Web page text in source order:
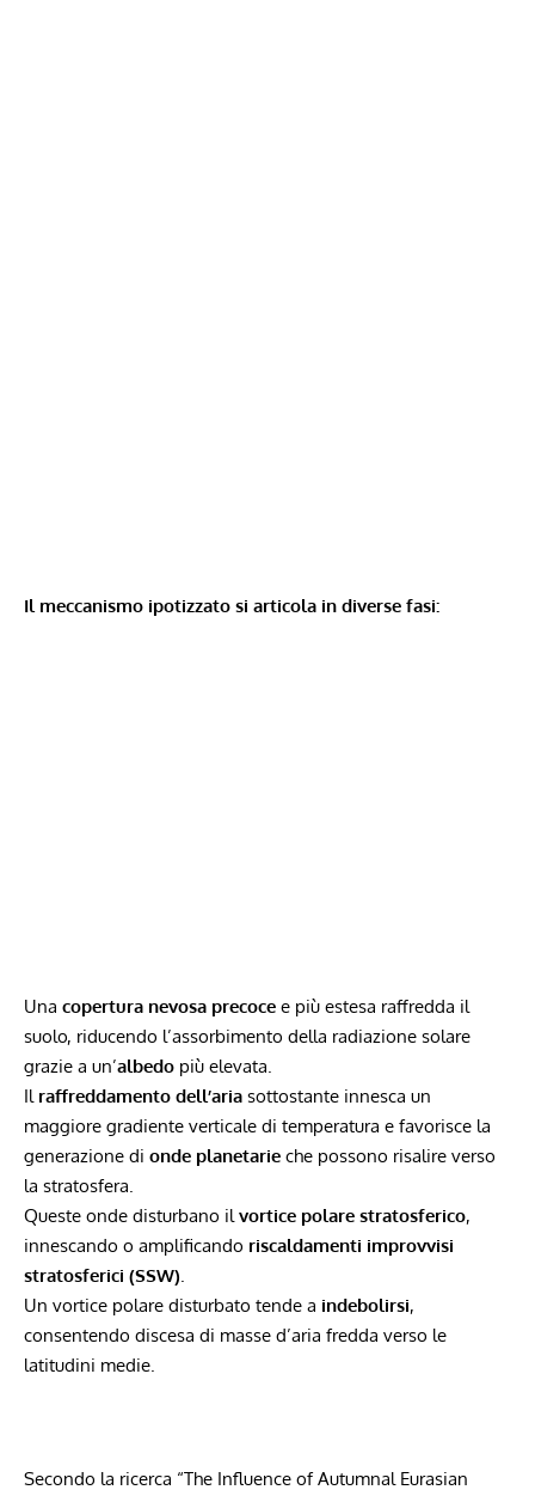
Il meccanismo ipotizzato si articola in diverse fasi:
Una copertura nevosa precoce e più estesa raffredda il
suolo, riducendo l’assorbimento della radiazione solare
grazie a un’albedo più elevata.
Il raffreddamento dell’aria sottostante innesca un
maggiore gradiente verticale di temperatura e favorisce la
generazione di onde planetarie che possono risalire verso
la stratosfera.
Queste onde disturbano ilvortice polare stratosferico,
innescando o amplificando riscaldamenti improvvisi
stratosferici (SSW).
Un vortice polare disturbato tende a indebolirsi,
consentendo discesa di masse d’aria fredda verso le
latitudini medie.
Secondo la ricerca “The Influence of Autumnal Eurasian